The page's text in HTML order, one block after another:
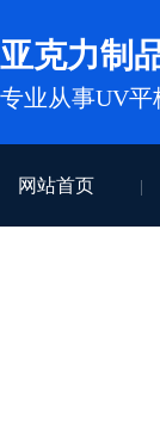
亚克力制
专业从事UV
网站首页